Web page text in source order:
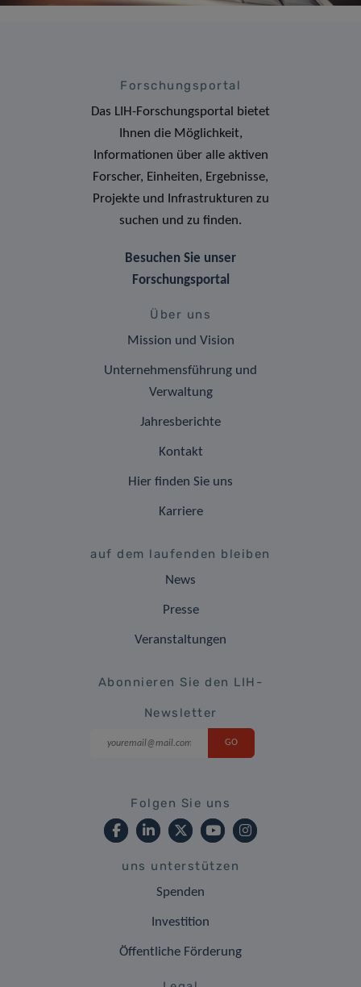
Forschungsportal
Das LIH-Forschungsportal bietet
Ihnen die Möglichkeit,
Informationen über alle aktiven
Forscher, Einheiten, Ergebnisse,
Projekte und Infrastrukturen zu
suchen und zu finden.
Besuchen Sie unser
Forschungsportal
Über uns
Mission und Vision
Unternehmensführung und
Verwaltung
Jahresberichte
Kontakt
Hier finden Sie uns
Karriere
auf dem laufenden bleiben
News
Presse
Veranstaltungen
Abonnieren Sie den LIH-
Newsletter
Folgen Sie uns
uns unterstützen
Spenden
Investition
Öffentliche Förderung